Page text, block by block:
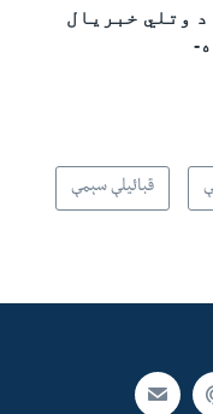
د وتلي خبریال
قبائیلې سېمې